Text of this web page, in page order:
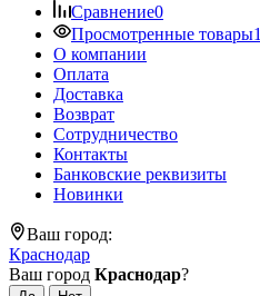
Сравнение0
Просмотренные товары1
О компании
Оплата
Доставка
Возврат
Сотрудничество
Контакты
Банковские реквизиты
Новинки
Ваш город:
Краснодар
Ваш город Краснодар?